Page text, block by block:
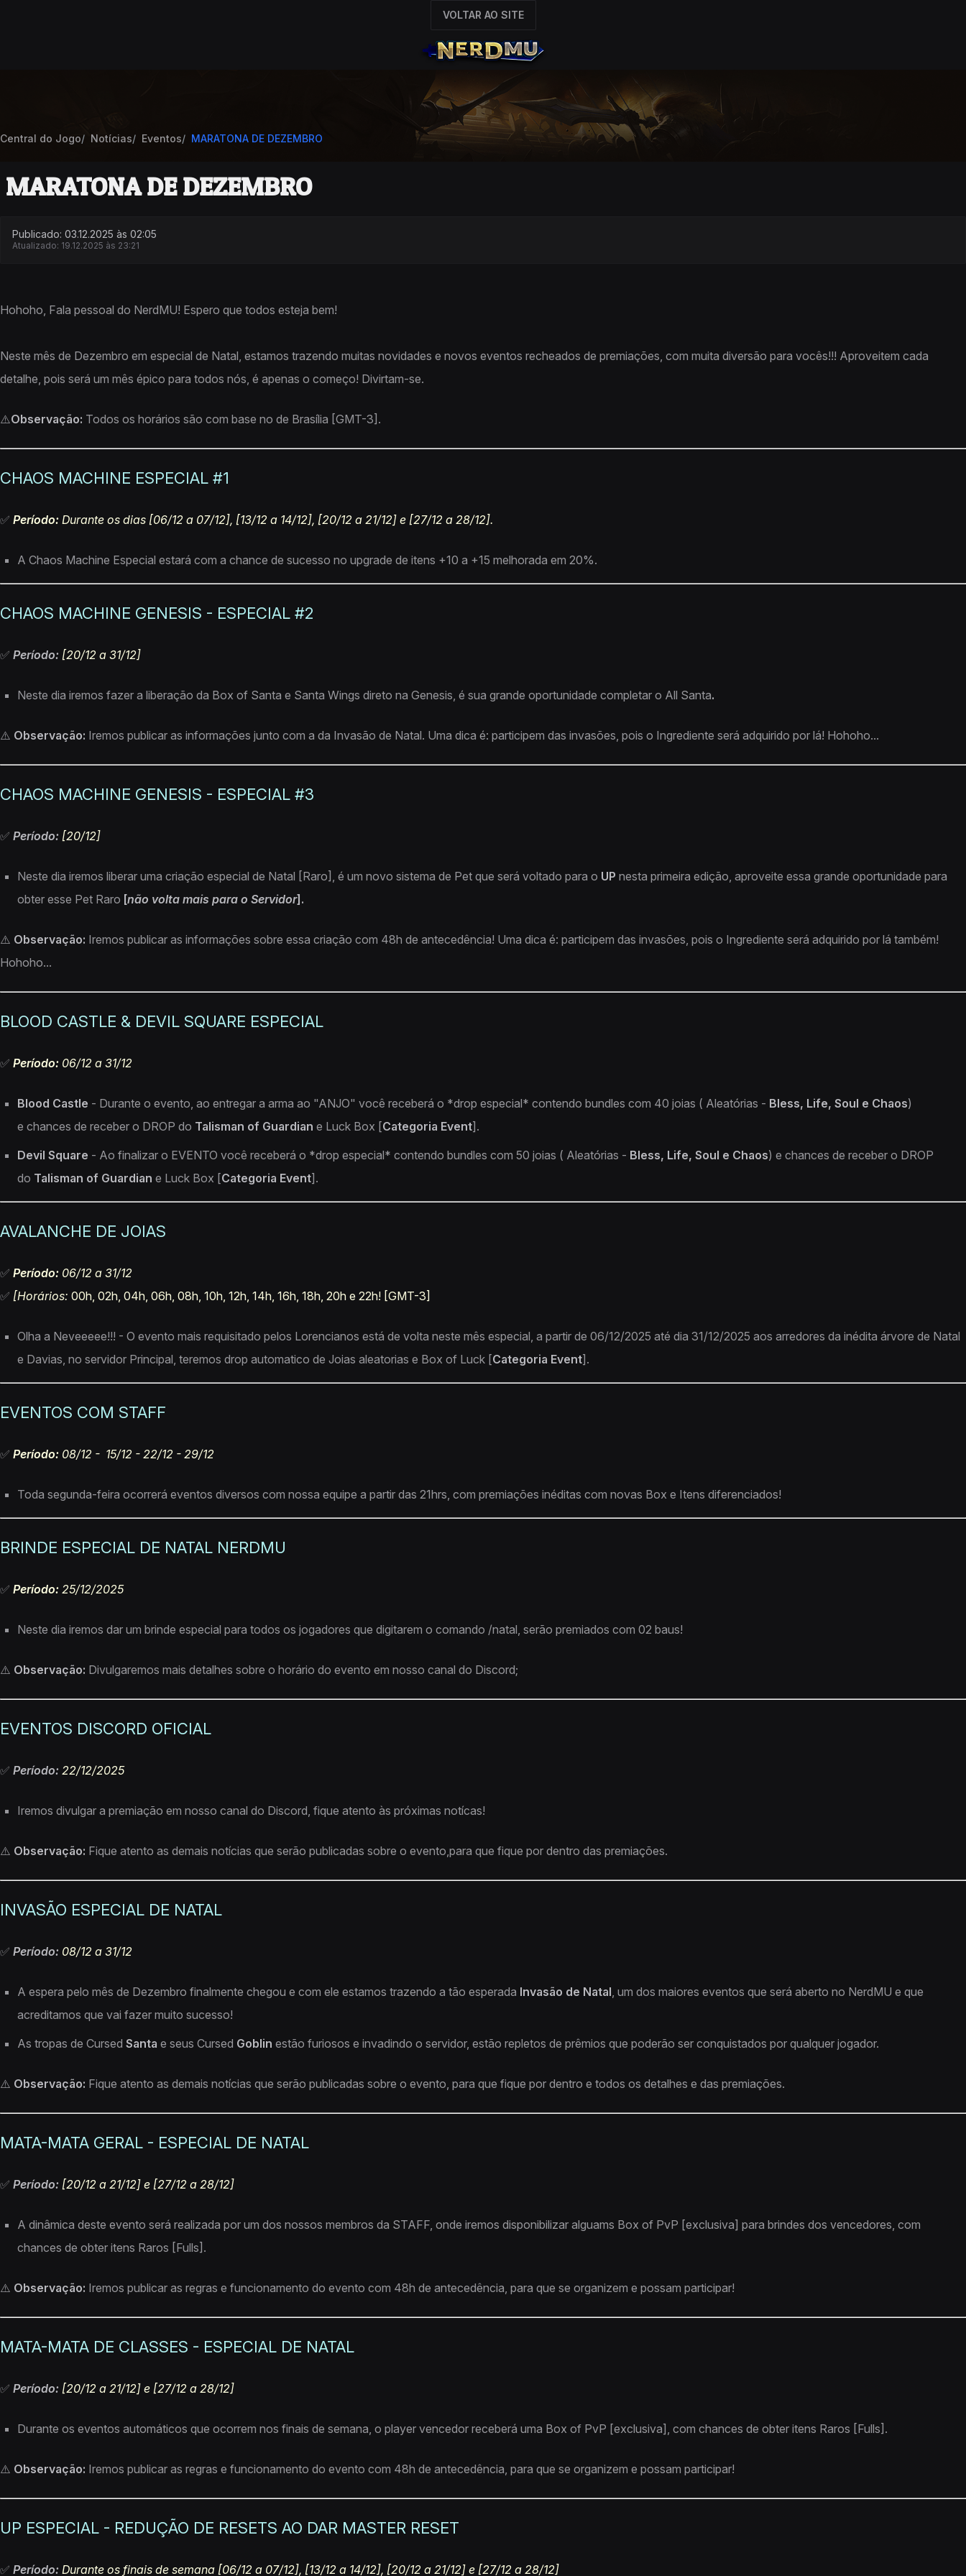
VOLTAR AO SITE
Central do Jogo Notícias Eventos MARATONA DE DEZEMBRO
MARATONA DE DEZEMBRO
Publicado: 03.12.2025 às 02:05
Atualizado: 19.12.2025 às 23:21
Hohoho, Fala pessoal do NerdMU! Espero que todos esteja bem!
Neste mês de Dezembro em especial de Natal, estamos trazendo muitas novidades e novos eventos recheados de premiações, com muita diversão para vocês!!! Aproveitem cada
detalhe, pois será um mês épico para todos nós, é apenas o começo! Divirtam-se.
⚠️Observação: Todos os horários são com base no de Brasília [GMT-3].
CHAOS MACHINE ESPECIAL #1
✅ Período: Durante os dias [06/12 a 07/12], [13/12 a 14/12], [20/12 a 21/12] e [27/12 a 28/12].
A Chaos Machine Especial estará com a chance de sucesso no upgrade de itens +10 a +15 melhorada em 20%.
CHAOS MACHINE GENESIS - ESPECIAL #2
✅ Período: [20/12 a 31/12]
Neste dia iremos fazer a liberação da Box of Santa e Santa Wings direto na Genesis, é sua grande oportunidade completar o All Santa.
⚠️ Observação: Iremos publicar as informações junto com a da Invasão de Natal. Uma dica é: participem das invasões, pois o Ingrediente será adquirido por lá! Hohoho...
CHAOS MACHINE GENESIS - ESPECIAL #3
✅ Período: [20/12]
Neste dia iremos liberar uma criação especial de Natal [Raro], é um novo sistema de Pet que será voltado para o UP nesta primeira edição, aproveite essa grande oportunidade para
obter esse Pet Raro [não volta mais para o Servidor].
⚠️ Observação: Iremos publicar as informações sobre essa criação com 48h de antecedência! Uma dica é: participem das invasões, pois o Ingrediente será adquirido por lá também!
Hohoho...
BLOOD CASTLE & DEVIL SQUARE ESPECIAL
✅ Período: 06/12 a 31/12
Blood Castle - Durante o evento, ao entregar a arma ao "ANJO" você receberá o *drop especial* contendo bundles com 40 joias ( Aleatórias - Bless, Life, Soul e Chaos)
e chances de receber o DROP do Talisman of Guardian e Luck Box [Categoria Event].
Devil Square - Ao finalizar o EVENTO você receberá o *drop especial* contendo bundles com 50 joias ( Aleatórias - Bless, Life, Soul e Chaos) e chances de receber o DROP
do Talisman of Guardian e Luck Box [Categoria Event].
AVALANCHE DE JOIAS
✅​ Período: 06/12 a 31/12
✅​ [Horários: 00h, 02h, 04h, 06h, 08h, 10h, 12h, 14h, 16h, 18h, 20h e 22h! [GMT-3]
Olha a Neveeeee!!! - O evento mais requisitado pelos Lorencianos está de volta neste mês especial, a partir de 06/12/2025 até dia 31/12/2025 aos arredores da inédita árvore de Natal
e Davias, no servidor Principal, teremos drop automatico de Joias aleatorias e Box of Luck [Categoria Event].
EVENTOS COM STAFF
✅ Período: 08/12 - 15/12 - 22/12 - 29/12
Toda segunda-feira ocorrerá eventos diversos com nossa equipe a partir das 21hrs, com premiações inéditas com novas Box e Itens diferenciados!
BRINDE ESPECIAL DE NATAL NERDMU
✅ Período: 25/12/2025
Neste dia iremos dar um brinde especial para todos os jogadores que digitarem o comando /natal, serão premiados com 02 baus!
⚠️ Observação: Divulgaremos mais detalhes sobre o horário do evento em nosso canal do Discord;
EVENTOS DISCORD OFICIAL
✅ Período: 22/12/2025
Iremos divulgar a premiação em nosso canal do Discord, fique atento às próximas notícas!
⚠️ Observação: Fique atento as demais notícias que serão publicadas sobre o evento,para que fique por dentro das premiações.
INVASÃO ESPECIAL DE NATAL
✅ Período: 08/12 a 31/12
A espera pelo mês de Dezembro finalmente chegou e com ele estamos trazendo a tão esperada Invasão de Natal, um dos maiores eventos que será aberto no NerdMU e que
acreditamos que vai fazer muito sucesso!
As tropas de Cursed Santa e seus Cursed Goblin estão furiosos e invadindo o servidor, estão repletos de prêmios que poderão ser conquistados por qualquer jogador.
⚠️ Observação: Fique atento as demais notícias que serão publicadas sobre o evento, para que fique por dentro e todos os detalhes e das premiações.
MATA-MATA GERAL - ESPECIAL DE NATAL
✅ Período: [20/12 a 21/12] e [27/12 a 28/12]
A dinâmica deste evento será realizada por um dos nossos membros da STAFF, onde iremos disponibilizar alguams Box of PvP [exclusiva] para brindes dos vencedores, com
chances de obter itens Raros [Fulls].
⚠️ Observação: Iremos publicar as regras e funcionamento do evento com 48h de antecedência, para que se organizem e possam participar!
MATA-MATA DE CLASSES - ESPECIAL DE NATAL
✅ Período: [20/12 a 21/12] e [27/12 a 28/12]
Durante os eventos automáticos que ocorrem nos finais de semana, o player vencedor receberá uma Box of PvP [exclusiva], com chances de obter itens Raros [Fulls].
⚠️ Observação: Iremos publicar as regras e funcionamento do evento com 48h de antecedência, para que se organizem e possam participar!
UP ESPECIAL - REDUÇÃO DE RESETS AO DAR MASTER RESET
✅ Período: Durante os finais de semana [06/12 a 07/12], [13/12 a 14/12], [20/12 a 21/12] e [27/12 a 28/12]